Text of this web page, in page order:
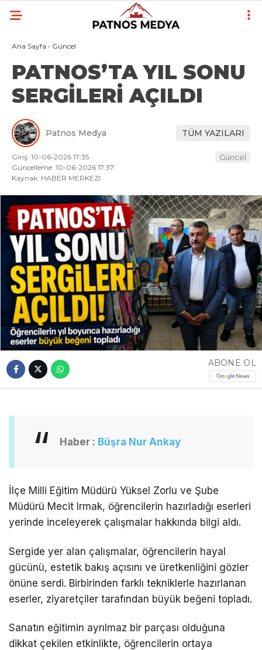
Ana Sayfa › Güncel
PATNOS’TA YIL SONU
SERGİLERİ AÇILDI
Patnos Medya TÜM YAZILARI
Giriş: 10-06-2026 17:35
Güncelleme: 10-06-2026 17:37
Kaynak: HABER MERKEZI
Güncel
ABONE OL
Haber : Büşra Nur Ankay
İlçe Milli Eğitim Müdürü Yüksel Zorlu ve Şube
Müdürü Mecit Irmak, öğrencilerin hazırladığı eserleri
yerinde inceleyerek çalışmalar hakkında bilgi aldı.
Sergide yer alan çalışmalar, öğrencilerin hayal
gücünü, estetik bakış açısını ve üretkenliğini gözler
önüne serdi. Birbirinden farklı tekniklerle hazırlanan
eserler, ziyaretçiler tarafından büyük beğeni topladı.
Sanatın eğitimin ayrılmaz bir parçası olduğuna
dikkat çekilen etkinlikte, öğrencilerin ortaya